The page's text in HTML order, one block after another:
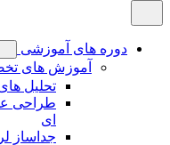
دوره های آموزشی
آموزش های
تحلیل
طراحی
ای
جداساز